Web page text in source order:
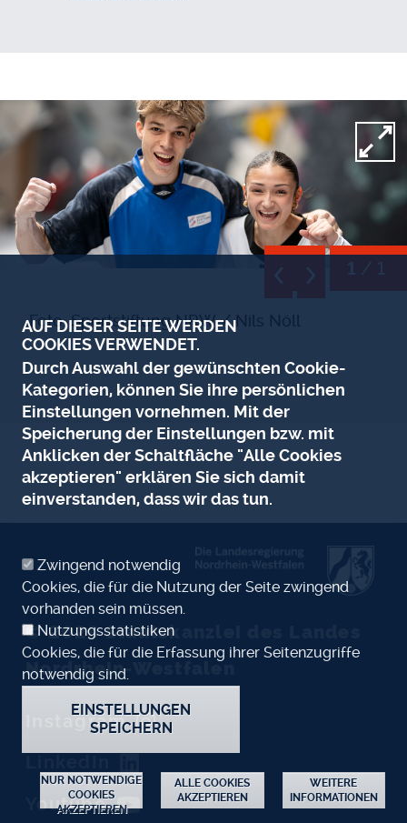
Foto: Sportstiftung NRW / Nils Nöll
1 / 1
© 2026Staatskanzlei des Landes
Nordrhein-Westfalen
Instagram
Youtube
AUF DIESER SEITE WERDEN
COOKIES VERWENDET.
Durch Auswahl der gewünschten Cookie-
Kategorien, können Sie ihre persönlichen
Einstellungen vornehmen. Mit der
Speicherung der Einstellungen bzw. mit
Anklicken der Schaltfläche "Alle Cookies
akzeptieren" erklären Sie sich damit
einverstanden, dass wir das tun.
Zwingend notwendig
Cookies, die für die Nutzung der Seite zwingend
vorhanden sein müssen.
Nutzungsstatistiken
Cookies, die für die Erfassung ihrer Seitenzugriffe
notwendig sind.
EINSTELLUNGEN
SPEICHERN
NUR NOTWENDIGE
COOKIES
AKZEPTIEREN
ALLE COOKIES
AKZEPTIEREN
WEITERE
INFORMATIONEN
ZUSTIMMUNG ZURÜCKZIEHEN